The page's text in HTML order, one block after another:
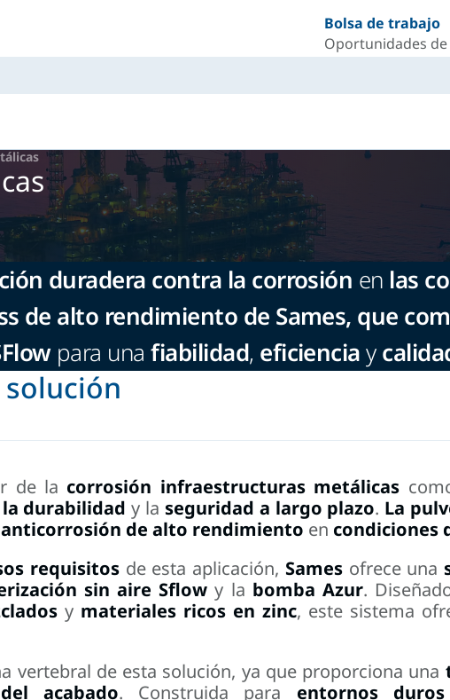
Bolsa de trabajo
Oportunidades
duradera contra la corrosión en las
de alto rendimiento de Sames, que
para unafiabilidad, eficienciay
de la corrosión infraestructuras metálicas
la durabilidad y la seguridad a largo plazo. La
de alto rendimiento en condiciones
requisitosde esta aplicación, Samesofrece una
sin aire Sflow y la bomba Azur.
y materiales ricos en zinc, este sistema
vertebral de esta solución, ya que proporciona una
acabado. Construida para entornos duros